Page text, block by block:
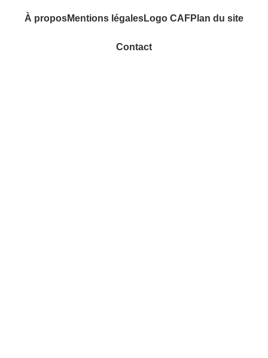
À proposMentions légalesLogo CAFPlan du site
Contact